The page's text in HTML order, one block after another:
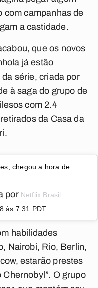
com campanhas de
a castidade.
que os novos
já estão
série, criada por
à saga do grupo de
com 2.4
da Casa da
chegou a hora de
por Netflix Brasil
às 7:31 PDT
habilidades
Nairobi, Rio, Berlin,
estarão prestes
O grupo